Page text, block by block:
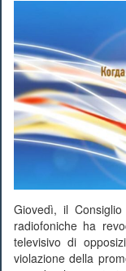
Giovedì, il
radiofoniche ha
televisivo di
violazione della